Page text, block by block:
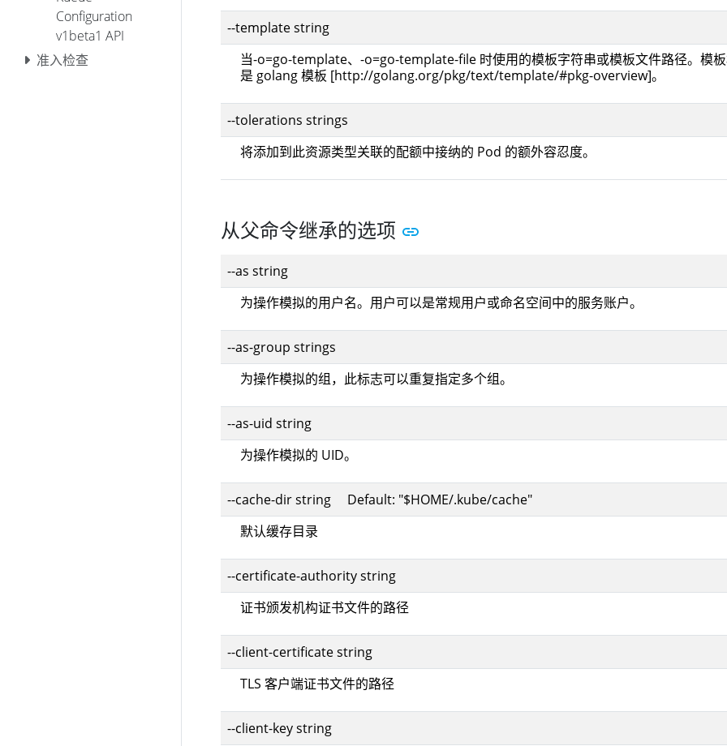
Configuration
v1beta1 API
准入检查
--template string
当-o=go-template、-o=go-template-file 时使用的模板字符串或模板文件路径。模
是 golang 模板 [http://golang.org/pkg/text/template/#pkg-overview]。
--tolerations strings
将添加到此资源类型关联的配额中接纳的 Pod 的额外容忍度。
从父命令继承的选项
--as string
为操作模拟的用户名。用户可以是常规用户或命名空间中的服务账户。
--as-group strings
为操作模拟的组，此标志可以重复指定多个组。
--as-uid string
为操作模拟的 UID。
--cache-dir string Default: "$HOME/.kube/cache"
默认缓存目录
--certificate-authority string
证书颁发机构证书文件的路径
--client-certificate string
TLS 客户端证书文件的路径
--client-key string